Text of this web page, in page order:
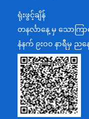
အပြည်ပြည်ဆိုင်ရာပူ
ပြန်ကြားရေးဝန်ကြီး
သာသနာရေးနှင့် ယဉ်
စိုက်ပျိုးရေး၊မွေးမြူ
ပို့ဆောင်ရေးနှင့်ဆက်
သယံဇာတနှင့်ပတ်ဝန်း
ရုံးဖွင့်ချိန်
တနင်္လာနေ့ မှ သောကြ
နံနက် ၉းဝ၀ နာရီမှ ညန